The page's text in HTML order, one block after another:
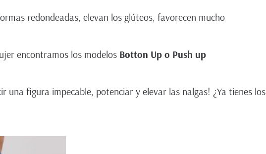
redondeadas, elevan los glúteos, favorecen mucho
encontramos los modelos Botton Up o Push up
una figura impecable, potenciar y elevar las nalgas! ¿Ya tienes los